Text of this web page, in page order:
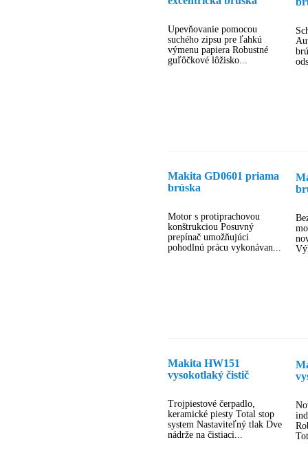
Upevňovanie pomocou
suchého zipsu pre ľahkú
výmenu papiera Robustné
guľôčkové lôžisko...
Makita GD0601 priama
brúska
Motor s protiprachovou
konštrukciou Posuvný
prepínač umožňujúci
pohodlnú prácu vykonávan...
Makita HW151
vysokotlaký čistič
Trojpiestové čerpadlo,
keramické piesty Total stop
system Nastaviteľný tlak Dve
nádrže na čistiaci...